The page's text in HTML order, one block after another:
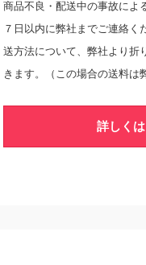
商品不良・配送中の事故によ
７日以内に弊社までご連絡く
送方法について、弊社より折
きます。（この場合の送料は
詳しく